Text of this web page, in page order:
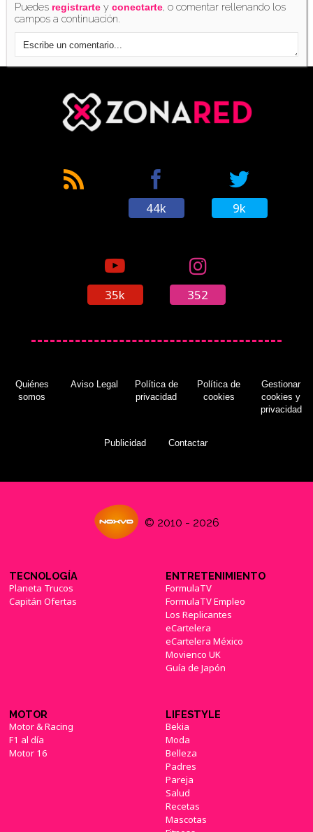
Puedes registrarte yconectarte, o comentar rellenando los
campos a continuación.
44k 9k
35k 352
Quiénes
somos
Aviso Legal
Política de
privacidad
Política de
cookies
Gestionar
cookies y
privacidad
Publicidad Contactar
© 2010 - 2026
TECNOLOGÍA
Planeta Trucos
Capitán Ofertas
ENTRETENIMIENTO
FormulaTV
FormulaTV Empleo
Los Replicantes
eCartelera
eCartelera México
Movienco UK
Guía de Japón
MOTOR
Motor & Racing
F1 al día
Motor 16
LIFESTYLE
Bekia
Moda
Belleza
Padres
Pareja
Salud
Recetas
Mascotas